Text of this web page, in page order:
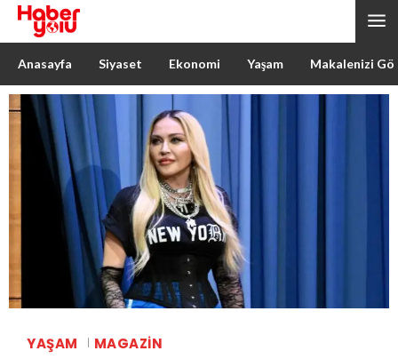
Anasayfa Siyaset Ekonomi Yaşam Makalenizi
YAŞAM MAGAZIN